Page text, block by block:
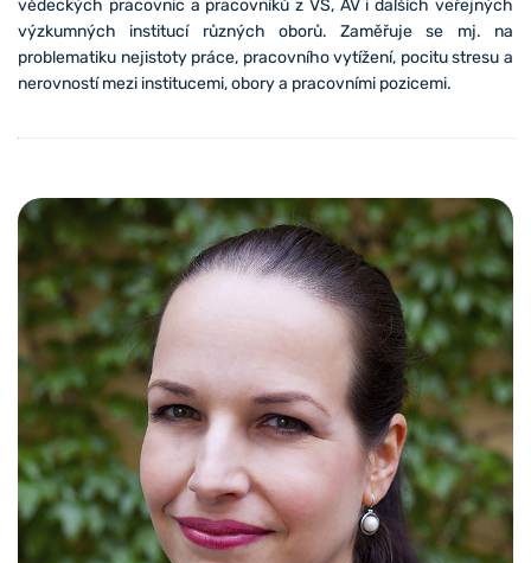
vědeckých pracovnic a pracovníků z VŠ, AV i dalších veřejných
výzkumných institucí různých oborů. Zaměřuje se mj. na
problematiku nejistoty práce, pracovního vytížení, pocitu stresu a
nerovností mezi institucemi, obory a pracovními pozicemi.